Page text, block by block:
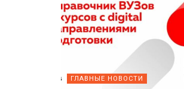
ГЛАВНЫЕ НОВОСТИ